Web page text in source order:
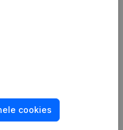
cookies